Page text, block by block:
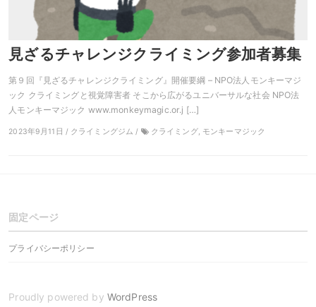
見ざるチャレンジクライミング参加者募集
第９回『見ざるチャレンジクライミング』開催要綱 – NPO法人モンキーマジ
ック クライミングと視覚障害者 そこから広がるユニバーサルな社会 NPO法
人モンキーマジック www.monkeymagic.or.j […]
2023年9月11日 / クライミングジム / クライミング, モンキーマジック
固定ページ
プライバシーポリシー
Proudly powered by WordPress